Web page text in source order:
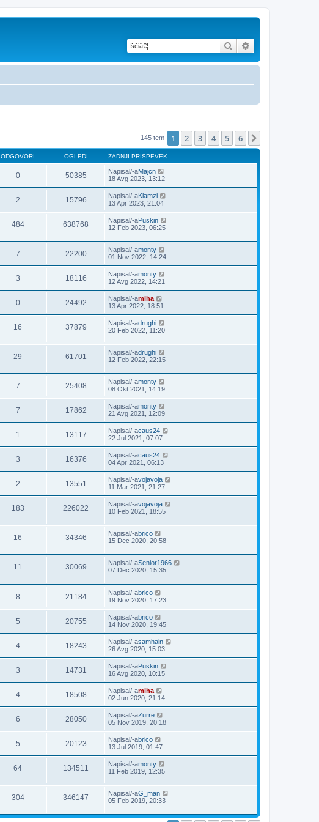
Iskanje
145 tem 1 2 3 4 5 6
ODGOVORI OGLEDI ZADNJI PRISPEVEK
0 50385 Napisal/-aMajcn
18 Avg 2023, 13:12
2 15796 Napisal/-aKlamzi
13 Apr 2023, 21:04
484 638768 Napisal/-aPuskin
12 Feb 2023, 06:25
7 22200 Napisal/-amonty
01 Nov 2022, 14:24
3 18116 Napisal/-amonty
12 Avg 2022, 14:21
0 24492 Napisal/-amiha
13 Apr 2022, 18:51
16 37879 Napisal/-adrughi
20 Feb 2022, 11:20
29 61701 Napisal/-adrughi
12 Feb 2022, 22:15
7 25408 Napisal/-amonty
08 Okt 2021, 14:19
7 17862 Napisal/-amonty
21 Avg 2021, 12:09
1 13117 Napisal/-acaus24
22 Jul 2021, 07:07
3 16376 Napisal/-acaus24
04 Apr 2021, 06:13
2 13551 Napisal/-avojavoja
11 Mar 2021, 21:27
183 226022 Napisal/-avojavoja
10 Feb 2021, 18:55
16 34346 Napisal/-abrico
15 Dec 2020, 20:58
11 30069 Napisal/-aSenior1966
07 Dec 2020, 15:35
8 21184 Napisal/-abrico
19 Nov 2020, 17:23
5 20755 Napisal/-abrico
14 Nov 2020, 19:45
4 18243 Napisal/-asamhain
26 Avg 2020, 15:03
3 14731 Napisal/-aPuskin
16 Avg 2020, 10:15
4 18508 Napisal/-amiha
02 Jun 2020, 21:14
6 28050 Napisal/-aZurre
05 Nov 2019, 20:18
5 20123 Napisal/-abrico
13 Jul 2019, 01:47
64 134511 Napisal/-amonty
11 Feb 2019, 12:35
304 346147 Napisal/-aG_man
05 Feb 2019, 20:33